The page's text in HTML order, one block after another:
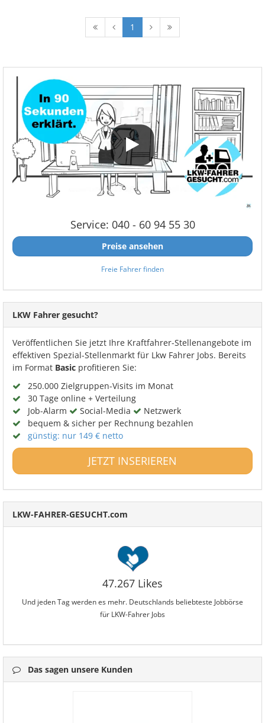
1
Service: 040 - 60 94 55 30
Preise ansehen
Freie Fahrer finden
LKW Fahrer gesucht?
Veröffentlichen Sie jetzt Ihre Kraftfahrer-Stellenangebote im
effektiven Spezial-Stellenmarkt für Lkw Fahrer Jobs. Bereits
im Format Basic profitieren Sie:
250.000 Zielgruppen-Visits im Monat
30 Tage online + Verteilung
Job-Alarm
Social-Media
Netzwerk
bequem & sicher per Rechnung bezahlen
günstig: nur 149 € netto
JETZT INSERIEREN
LKW-FAHRER-GESUCHT.com
47.267 Likes
Und jeden Tag werden es mehr. Deutschlands beliebteste Jobbörse
für LKW-Fahrer Jobs
Das sagen unsere Kunden